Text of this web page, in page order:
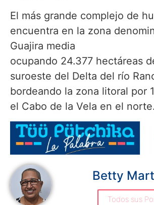
El más grande complejo de
encuentra en la zona
Guajira media
ocupando 24.377 hectáreas
suroeste del Delta del río
bordeando la zona litoral por
el Cabo de la Vela en el norte.
Betty
Todos sus